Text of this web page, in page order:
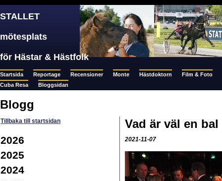
STALLET
mötesplats
för Hästar & Hästfolk
Startsida Reportage Recensioner Monte Hästdoktorn
Film & Foto
Cuba Resa
Bloggsidan
Blogg
Tillbaka till startsidan
2026
2025
2024
Vad är väl en
2021-11-07